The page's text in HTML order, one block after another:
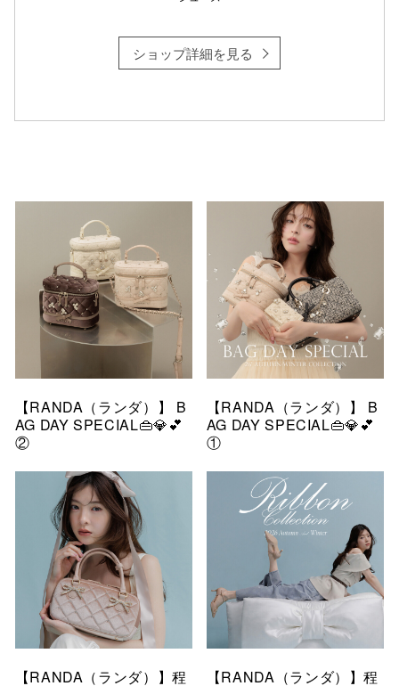
ショップ詳細を見る
【RANDA（ランダ）】 B
AG DAY SPECIAL👜💎💕
②
【RANDA（ランダ）】 B
AG DAY SPECIAL👜💎💕
①
【RANDA（ランダ）】程
【RANDA（ランダ）】程